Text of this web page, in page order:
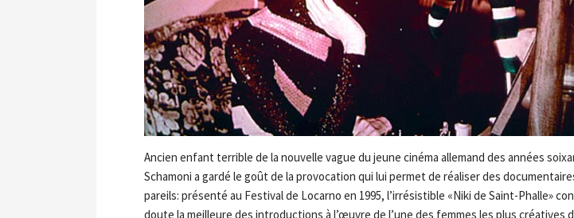
Ancien enfant terrible de la nouvelle vague du jeune cinéma allemand des années
Schamoni a gardé le goût de la provocation qui lui permet de réaliser des
pareils: présenté au Festival de Locarno en 1995, l’irrésistible «Niki de Saint-Phalle»
doute la meilleure des introductions à l’œuvre de l’une des femmes les plus créatives